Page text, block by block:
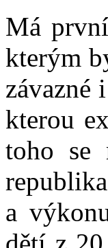
Má
kterým
závazné
kterou
toho se
a